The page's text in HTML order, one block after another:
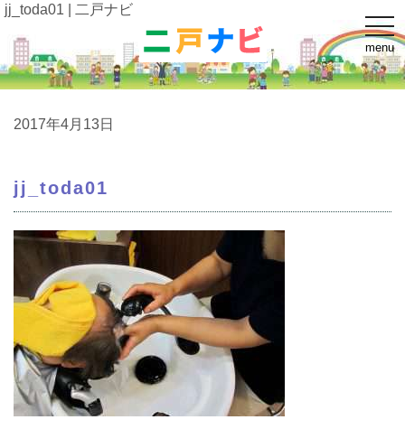
t
o
g
g
l
e
o
menu
jj_toda01 | 二戸ナビ
2017年4月13日
jj_toda01